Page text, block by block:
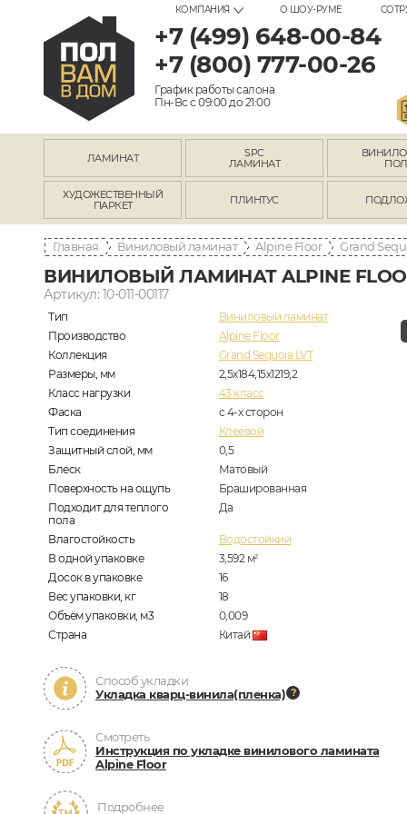
КОМПАНИЯ О ШОУ-РУМЕ
+7 (499) 648-00-84
+7 (800) 777-00-26
График работы салона
Пн-Вс с 09:00 до 21:00
ЛАМИНАТ
SPC
ЛАМИНАТ
ПОЛ
ХУДОЖЕСТВЕННЫЙ
ПАРКЕТ
ПЛИНТУС
Главная Виниловый ламинат Alpine Floor Grand
ВИНИЛОВЫЙ ЛАМИНАТ ALPINE
Артикул: 10-011-00117
Тип
Виниловый ламинат
Производство
Alpine Floor
Коллекция
Grand Sequoia LVT
Размеры, мм
2,5х184,15х1219,2
Класс нагрузки
43 класс
Фаска
с 4-х сторон
Тип соединения
Клеевой
Защитный слой, мм
0,5
Блеск
Матовый
Поверхность на ощупь
Брашированная
Подходит для теплого
пола
Да
Влагостойкость
Водостойкий
В одной упаковке
3,592 м2
Досок в упаковке
16
Вес упаковки, кг
18
Объём упаковки, м3
0,009
Страна
Китай
Способ укладки
Укладка кварц-винила(пленка)
Смотреть
Инструкция по укладке винилового ламината
Alpine Floor
Подробнее